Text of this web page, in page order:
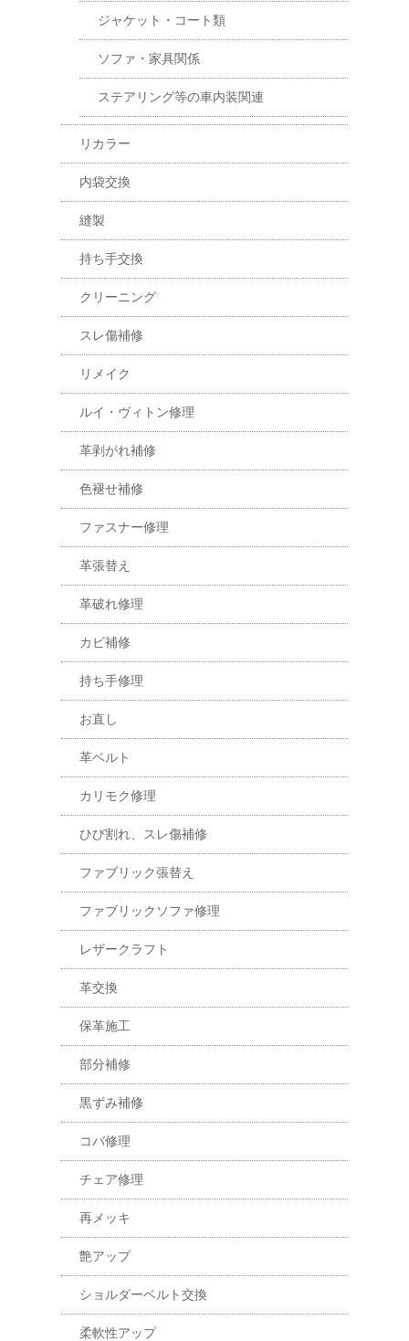
ジャケット・コート類
ソファ・家具関係
ステアリング等の車内装関連
リカラー
内袋交換
縫製
持ち手交換
クリーニング
スレ傷補修
リメイク
ルイ・ヴィトン修理
革剥がれ補修
色褪せ補修
ファスナー修理
革張替え
革破れ修理
カビ補修
持ち手修理
お直し
革ベルト
カリモク修理
ひび割れ、スレ傷補修
ファブリック張替え
ファブリックソファ修理
レザークラフト
革交換
保革施工
部分補修
黒ずみ補修
コバ修理
チェア修理
再メッキ
艶アップ
ショルダーベルト交換
柔軟性アップ